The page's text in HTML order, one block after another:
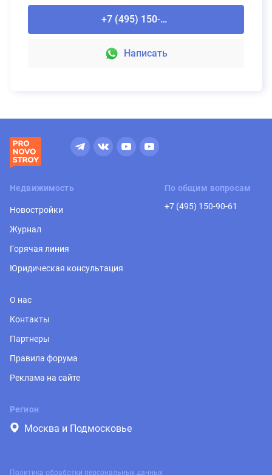
+7 (495) 150-90-61
Написать
Недвижимость
Новостройки
Журнал
Горячая линия
Юридическая консультация
По общим вопросам
+7 (495) 150-90-61
О нас
Контакты
Партнеры
Правила форума
Реклама на сайте
Регион
Москва и Подмосковье
Политика обработки персональных данных